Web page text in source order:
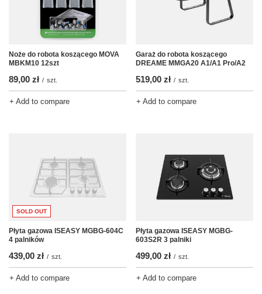
Noże do robota koszącego MOVA
MBKM10 12szt
89,00 zł / szt.
+ Add to compare
Garaż do robota koszącego
DREAME MMGA20 A1/A1 Pro/A2
519,00 zł / szt.
+ Add to compare
SOLD OUT
Płyta gazowa ISEASY MGBG-604C
4 palników
439,00 zł / szt.
+ Add to compare
Płyta gazowa ISEASY MGBG-
603S2R 3 palniki
499,00 zł / szt.
+ Add to compare